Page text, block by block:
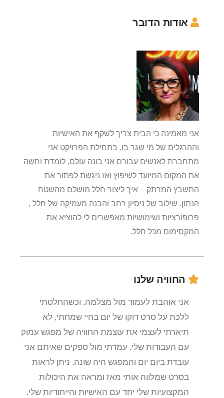
אודות הדובר
אני מאמינה כי הבית צריך לשקף את האישיות
וההרגלים של מי שגר בו. בתחילת הפרויקט אני
מתחברת לאנשים עבורם אני בונה עולם, לומדת וחשה
את המקום המיועד לשיפוץ ואז ניגשת לפתור את
התשבץ המרתק – איך ליצור חלל מושלם מהשטח
הנתון. שילוב של ניסיון רחב והבנה מעמיקה של חלל ,
פרופורציות ושימושיות מאפשרים לי להוציא את
המקסימום מכל חלל.
החוויה שלנו
אני אוהבת לעמוד מול מצלמה. וכשהחלטתי
ללכת על סרט דוקו של יום בחיי שמחתי, לא
תיארתי לעצמי את עוצמת החוויה של מפגש עמוק
עם העבודות שלי. עמדתי מול ספקים שאיתם אני
עובדת ביום יום והמפגש היה שונה. ניתן לראות
בסרט שמלווה אותי מאז ומראה את היכולות
המקצועיות שלי יחד עם האישיות והייחודיות שלי.